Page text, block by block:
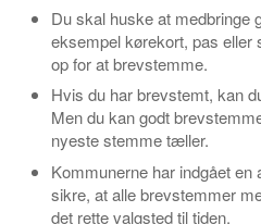
Du skal huske at medbringe
eksempel kørekort, pas eller
op for at brevstemme.
Hvis du har brevstemt, kan
Men du kan godt
nyeste stemme tæller.
Kommunerne har indgået
sikre, at alle brevstemmer
det rette valgsted til tiden.